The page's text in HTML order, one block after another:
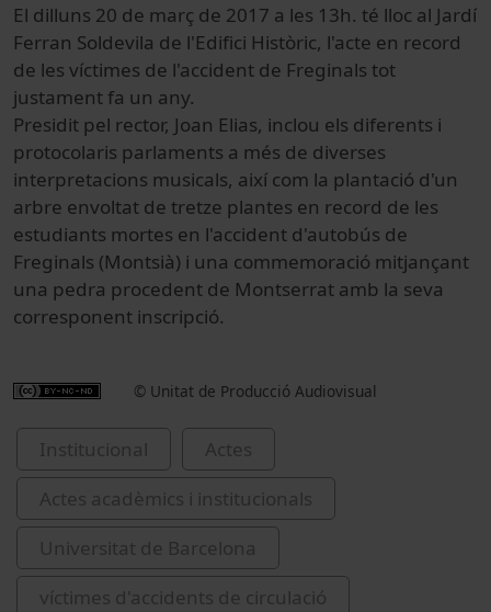
El dilluns 20 de març de 2017 a les 13h. té lloc al Jardí
Ferran Soldevila de l'Edifici Històric, l'acte en record
de les víctimes de l'accident de Freginals tot
justament fa un any.
Presidit pel rector, Joan Elias, inclou els diferents i
protocolaris parlaments a més de diverses
interpretacions musicals, així com la plantació d'un
arbre envoltat de tretze plantes en record de les
estudiants mortes en l'accident d'autobús de
Freginals (Montsià) i una commemoració mitjançant
una pedra procedent de Montserrat amb la seva
corresponent inscripció.
© Unitat de Producció Audiovisual
Institucional
Actes
Actes acadèmics i institucionals
Universitat de Barcelona
víctimes d'accidents de circulació